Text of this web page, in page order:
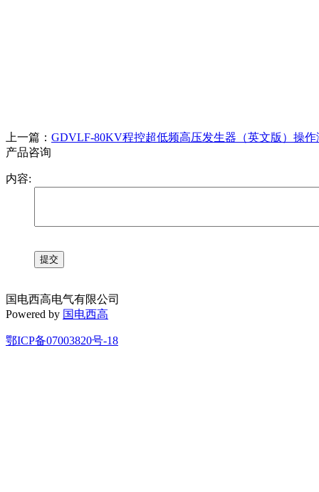
上一篇： GDVLF-80KV程控超低频高压发生器（英文版）操作
产品咨询
内容:
国电西高电气有限公司
Powered by 国电西高
鄂ICP备07003820号-18